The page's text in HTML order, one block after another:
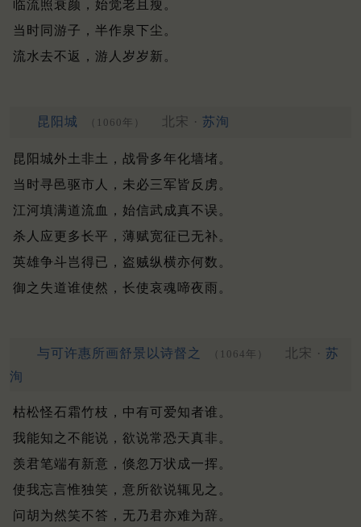
临流照衰颜，始觉老且瘦。
当时同游子，半作泉下尘。
流水去不返，游人岁岁新。
昆阳城 （1060年） 北宋 · 苏洵
昆阳城外土非土，战骨多年化墙堵。
当时寻邑驱市人，未必三军皆反虏。
江河填满道流血，始信武成真不误。
杀人应更多长平，薄赋宽征已无补。
英雄争斗岂得已，盗贼纵横亦何数。
御之失道谁使然，长使哀魂啼夜雨。
与可许惠所画舒景以诗督之 （1064年） 北宋 · 苏
洵
枯松怪石霜竹枝，中有可爱知者谁。
我能知之不能说，欲说常恐天真非。
羡君笔端有新意，倏忽万状成一挥。
使我忘言惟独笑，意所欲说辄见之。
问胡为然笑不答，无乃君亦难为辞。